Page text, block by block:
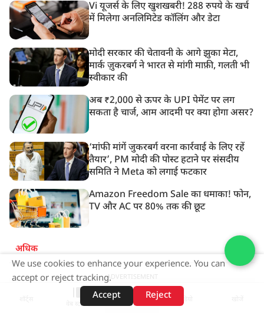
Vi यूजर्स के लिए खुशखबरी! 288 रुपये के खर्च
में मिलेगा अनलिमिटेड कॉलिंग और डेटा
मोदी सरकार की चेतावनी के आगे झुका मेटा,
मार्क ज़ुकरबर्ग ने भारत से मांगी माफ़ी, गलती भी
स्वीकार की
अब ₹2,000 से ऊपर के UPI पेमेंट पर लग
सकता है चार्ज, आम आदमी पर क्या होगा असर?
‘मांफी मांगें जुकरबर्ग वरना कार्रवाई के लिए रहें
तैयार’, PM मोदी की पोस्ट हटाने पर संसदीय
समिति ने Meta को लगाई फटकार
Amazon Freedom Sale का धमाका! फोन,
TV और AC पर 80% तक की छूट
अधिक
ADVERTISEMENT
वेब स्टोरीज़
We use cookies to enhance your experience. You can
accept or reject tracking.
Accept
Reject